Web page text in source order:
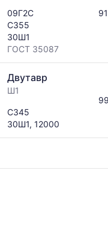
09Г2С
С355
30Ш1
ГОСТ 35087
Двутавр
Ш1
С345
30Ш1, 12000